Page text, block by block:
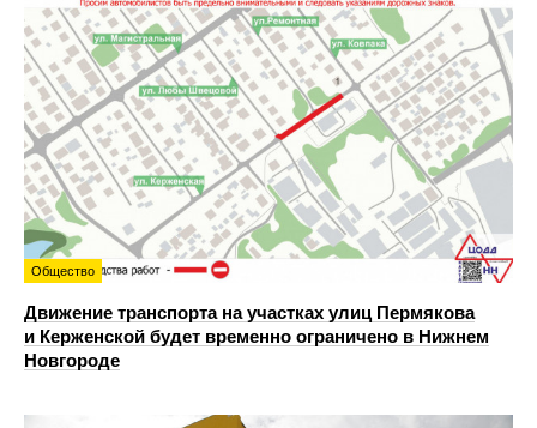
Общество
Движение транспорта на участках улиц Пермякова
и Керженской будет временно ограничено в Нижнем
Новгороде